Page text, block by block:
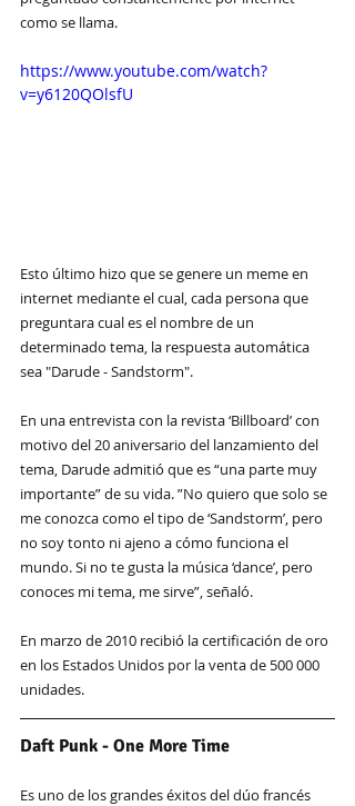
como se llama.
https://www.youtube.com/watch?
v=y6120QOlsfU
Esto último hizo que se genere un meme en
internet mediante el cual, cada persona que
preguntara cual es el nombre de un
determinado tema, la respuesta automática
sea "Darude - Sandstorm".
En una entrevista con la revista ‘Billboard’ con
motivo del 20 aniversario del lanzamiento del
tema, Darude admitió que es “una parte muy
importante” de su vida. ”No quiero que solo se
me conozca como el tipo de ‘Sandstorm’, pero
no soy tonto ni ajeno a cómo funciona el
mundo. Si no te gusta la música ‘dance’, pero
conoces mi tema, me sirve”, señaló.
En marzo de 2010 recibió la certificación de oro
en los Estados Unidos por la venta de 500 000
unidades.
Daft Punk - One More Time
Es uno de los grandes éxitos del dúo francés